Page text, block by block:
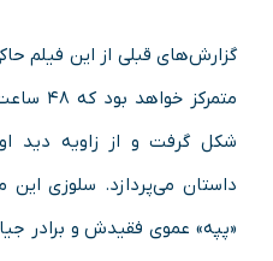
گزارش‌های قبلی از این فیلم
شکل گرفت و از زاویه دید
داستان می‌پردازد. سلوزی این
«پپه» عموی فقیدش و برادر